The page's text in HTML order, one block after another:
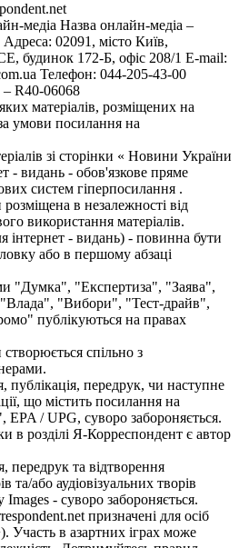
медіа Назва онлайн-медіа –
02091, місто Київ,
172-Б, офіс 208/1 E-mail:
Телефон: 044-205-43-00
– R40-06068
матеріалів, розміщених на
умови посилання на
зі сторінки « Новини України
- видань - обов'язкове пряме
систем гіперпосилання .
в незалежності від
використання матеріалів.
інтернет - видань) - повинна бути
або в першому абзаці
"Думка", "Експертиза", "Заява",
"Вибори", "Тест-драйв",
публікуються на правах
спільно з
публікація, передрук, чи наступне
що містить посилання на
EPA / UPG, суворо забороняється.
в розділі Я-Корреспондент є автор
передрук та відтворення
та/або аудіовізуальних творів
- суворо забороняється.
призначені для осіб
Участь в азартних іграх може